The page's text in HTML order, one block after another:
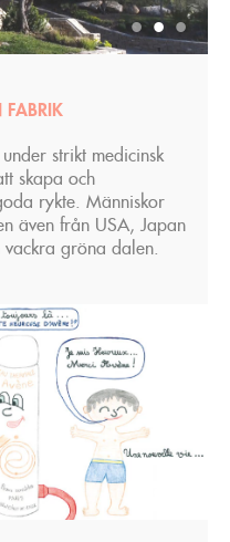
FABRIK
strikt medicinsk
skapa och
rykte. Människor
även från USA, Japan
gröna dalen.